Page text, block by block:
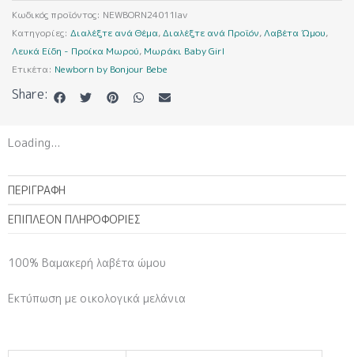
Ώμου)
ποσότητα
Κωδικός προϊόντος: NEWBORN24011lav
Κατηγορίες: Διαλέξτε ανά Θέμα,Διαλέξτε ανά Προϊόν,Λαβέτα Ώμου,
Λευκά Είδη - Προίκα Μωρού, Μωράκι Baby Girl
Ετικέτα: Newborn by Bonjour Bebe
Share:
Loading...
ΠΕΡΙΓΡΑΦΉ
ΕΠΙΠΛΈΟΝ ΠΛΗΡΟΦΟΡΊΕΣ
100% Βαμακερή λαβέτα ώμου
Εκτύπωση με οικολογικά μελάνια